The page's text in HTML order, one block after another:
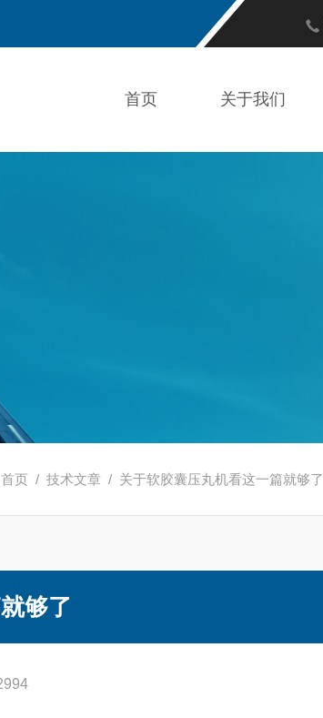
首页 关于我们
首页 /技术文章 / 关于软胶囊压丸机看这一篇就够了
够了